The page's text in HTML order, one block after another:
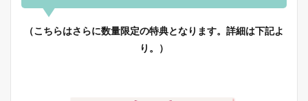
（こちらはさらに数量限定の特典となります。詳細は下記よ
り。）